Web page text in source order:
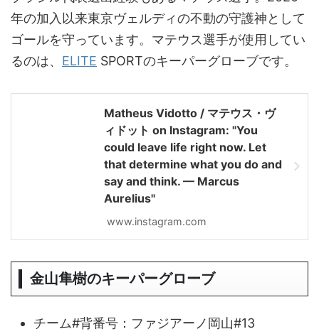
年の加入以来東京ヴェルディの不動の守護神として
ゴールを守っています。マテウス選手が使用してい
るのは、 ELITE SPORTのキーパーグローブです。
Matheus Vidotto / マテウス・ヴ
ィドット on Instagram: "You
could leave life right now. Let
that determine what you do and
say and think. — Marcus
Aurelius"
www.instagram.com
金山隼樹のキーパーグローブ
チーム#背番号：ファジアーノ岡山#13